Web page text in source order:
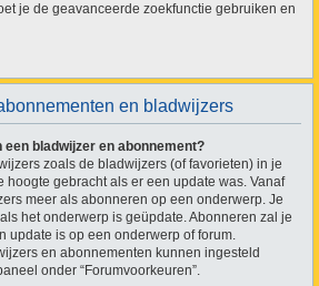
je de geavanceerde zoekfunctie gebruiken en
en bladwijzers
bladwijzer en abonnement?
zoals de bladwijzers (of favorieten) in je
hoogte gebracht als er een update was. Vanaf
meer als abonneren op een onderwerp. Je
het onderwerp is geüpdate. Abonneren zal je
update is op een onderwerp of forum.
en abonnementen kunnen ingesteld
onder “Forumvoorkeuren”.